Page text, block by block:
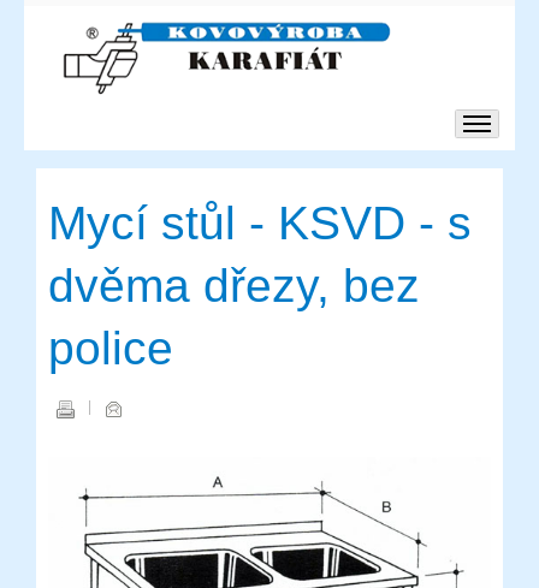
Mycí stůl - KSVD - s
dvěma dřezy, bez
police